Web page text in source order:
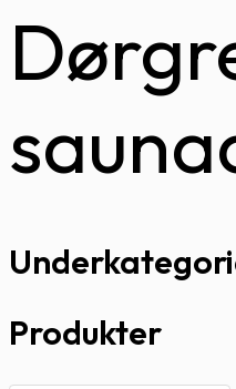
Produkter